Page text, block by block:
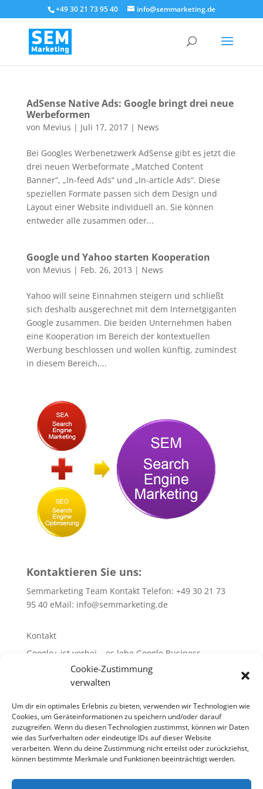
Cookie-Zustimmung
verwalten
Um dir ein optimales Erlebnis zu bieten, verwenden wir Technologien wie
Cookies, um Geräteinformationen zu speichern und/oder darauf
zuzugreifen. Wenn du diesen Technologien zustimmst, können wir Daten
wie das Surfverhalten oder eindeutige IDs auf dieser Website
verarbeiten. Wenn du deine Zustimmung nicht erteilst oder zurückziehst,
können bestimmte Merkmale und Funktionen beeinträchtigt werden.
+49 30 21 73 95 40 info@semmarketing.de
AdSense Native Ads: Google bringt drei neue
Werbeformen
von Mevius | Juli 17, 2017| News
Bei Googles Werbenetzwerk AdSense gibt es jetzt die
drei neuen Werbeformate „Matched Content
Banner“, „In-feed Ads“ und „In-article Ads“. Diese
speziellen Formate passen sich dem Design und
Layout einer Website individuell an. Sie können
entweder alle zusammen oder...
Google und Yahoo starten Kooperation
von Mevius | Feb. 26, 2013 | News
Yahoo will seine Einnahmen steigern und schließt
sich deshalb ausgerechnet mit dem Internetgiganten
Google zusammen. Die beiden Unternehmen haben
eine Kooperation im Bereich der kontextuellen
Werbung beschlossen und wollen künftig, zumindest
in diesem Bereich,...
Kontaktieren Sie uns:
Semmarketing Team Kontakt Telefon: +49 30 21 73
95 40 eMail: info@semmarketing.de
Kontakt
Google+ ist vorbei – es lebe Google Business
10 SEO-TIPPS
10 SEA – TIPPS
WEB-Site-Audit/SEO
Glossar rund um SEA + SEO + SEM
10 SEO-TIPPS
10 SEA – TIPPS